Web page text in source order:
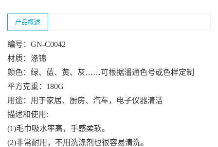
产品概述
编号：GN-C0042
材质：涤锦
颜色：绿、蓝、黄、灰……可根据潘通色号或色样定制
平方克重：180G
用途：用于家居、厨房、汽车，电子仪器清洁
描述和使用:
(1)毛巾吸水率高，手感柔软。
(2)非常耐用，不用洗涤剂也很容易清洗。